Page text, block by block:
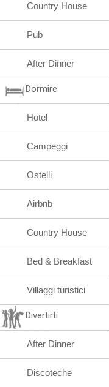
Country House
Pub
After Dinner
Dormire
Hotel
Campeggi
Ostelli
Airbnb
Country House
Bed & Breakfast
Villaggi turistici
Divertirti
After Dinner
Discoteche